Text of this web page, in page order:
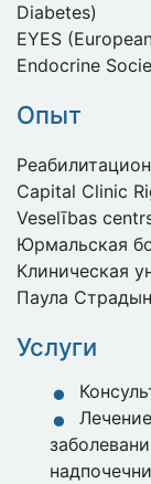
Diabetes)
EYES
Endocrine
Опыт
Capital Clinic
Veselības
Юрмальская
Клиническая
Паула
Услуги